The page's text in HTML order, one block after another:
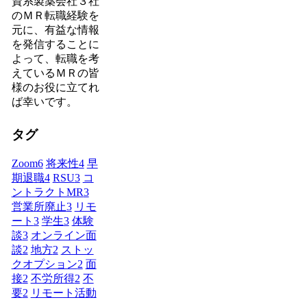
のＭＲ転職経験を
元に、有益な情報
を発信することに
よって、転職を考
えているＭＲの皆
様のお役に立てれ
ば幸いです。
タグ
Zoom6 将来性4 早
期退職4 RSU3 コ
ントラクトMR3
営業所廃止3 リモ
ート 3 学生3 体験
談3 オンライン面
談2 地方2 ストッ
クオプション2 面
接2 不労所得2 不
要2 リモート活動